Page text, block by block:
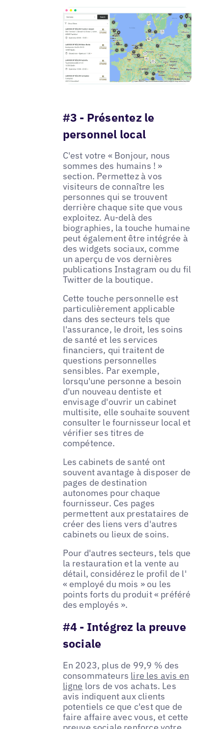
#3 - Présentez le
personnel local
C'est votre « Bonjour, nous
sommes des humains ! »
section. Permettez à vos
visiteurs de connaître les
personnes qui se trouvent
derrière chaque site que vous
exploitez. Au-delà des
biographies, la touche humaine
peut également être intégrée à
des widgets sociaux, comme
un aperçu de vos dernières
publications Instagram ou du fil
Twitter de la boutique.
Cette touche personnelle est
particulièrement applicable
dans des secteurs tels que
l'assurance, le droit, les soins
de santé et les services
financiers, qui traitent de
questions personnelles
sensibles. Par exemple,
lorsqu'une personne a besoin
d'un nouveau dentiste et
envisage d'ouvrir un cabinet
multisite, elle souhaite souvent
consulter le fournisseur local et
vérifier ses titres de
compétence.
Les cabinets de santé ont
souvent avantage à disposer de
pages de destination
autonomes pour chaque
fournisseur. Ces pages
permettent aux prestataires de
créer des liens vers d'autres
cabinets ou lieux de soins.
Pour d'autres secteurs, tels que
la restauration et la vente au
détail, considérez le profil de l'
« employé du mois » ou les
points forts du produit « préféré
des employés ».
#4 - Intégrez la preuve
sociale
En 2023, plus de 99,9 % des
consommateurs lire les avis en
ligne lors de vos achats. Les
avis indiquent aux clients
potentiels ce que c'est que de
faire affaire avec vous, et cette